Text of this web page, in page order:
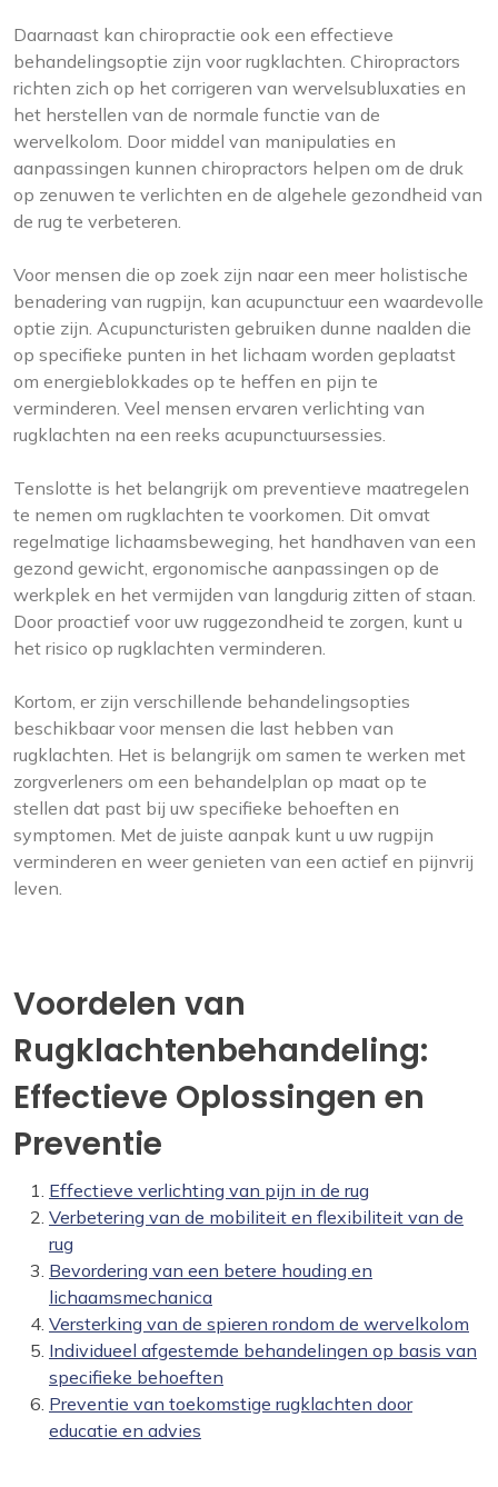
Daarnaast kan chiropractie ook een effectieve
behandelingsoptie zijn voor rugklachten. Chiropractors
richten zich op het corrigeren van wervelsubluxaties en
het herstellen van de normale functie van de
wervelkolom. Door middel van manipulaties en
aanpassingen kunnen chiropractors helpen om de druk
op zenuwen te verlichten en de algehele gezondheid van
de rug te verbeteren.
Voor mensen die op zoek zijn naar een meer holistische
benadering van rugpijn, kan acupunctuur een waardevolle
optie zijn. Acupuncturisten gebruiken dunne naalden die
op specifieke punten in het lichaam worden geplaatst
om energieblokkades op te heffen en pijn te
verminderen. Veel mensen ervaren verlichting van
rugklachten na een reeks acupunctuursessies.
Tenslotte is het belangrijk om preventieve maatregelen
te nemen om rugklachten te voorkomen. Dit omvat
regelmatige lichaamsbeweging, het handhaven van een
gezond gewicht, ergonomische aanpassingen op de
werkplek en het vermijden van langdurig zitten of staan.
Door proactief voor uw ruggezondheid te zorgen, kunt u
het risico op rugklachten verminderen.
Kortom, er zijn verschillende behandelingsopties
beschikbaar voor mensen die last hebben van
rugklachten. Het is belangrijk om samen te werken met
zorgverleners om een behandelplan op maat op te
stellen dat past bij uw specifieke behoeften en
symptomen. Met de juiste aanpak kunt u uw rugpijn
verminderen en weer genieten van een actief en pijnvrij
leven.
Voordelen van
Rugklachtenbehandeling:
Effectieve Oplossingen en
Preventie
Effectieve verlichting van pijn in de rug
Verbetering van de mobiliteit en flexibiliteit van de
rug
Bevordering van een betere houding en
lichaamsmechanica
Versterking van de spieren rondom de wervelkolom
Individueel afgestemde behandelingen op basis van
specifieke behoeften
Preventie van toekomstige rugklachten door
educatie en advies